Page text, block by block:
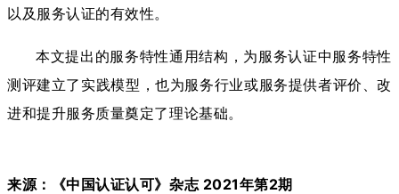
以及服务认证的有效性。
本文提出的服务特性通用结构，为服务认证中服务特性
测评建立了实践模型，也为服务行业或服务提供者评价、改
进和提升服务质量奠定了理论基础。
来源：《中国认证认可》杂志 2021年第2期